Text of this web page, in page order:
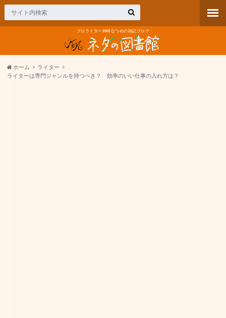
プロライター神崎なつめの雑記ブログ
ホーム
ライター
ライターは専門ジャンルを持つべき？ 効率のいい仕事の入れ方は？